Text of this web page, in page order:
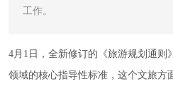
工作。
4月1日，全新修订的《旅游规划通则
领域的核心指导性标准，这个文旅方